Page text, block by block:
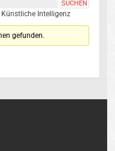
Intelligenz
gefunden.